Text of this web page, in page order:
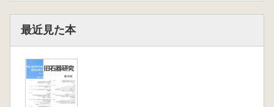
最近見た本